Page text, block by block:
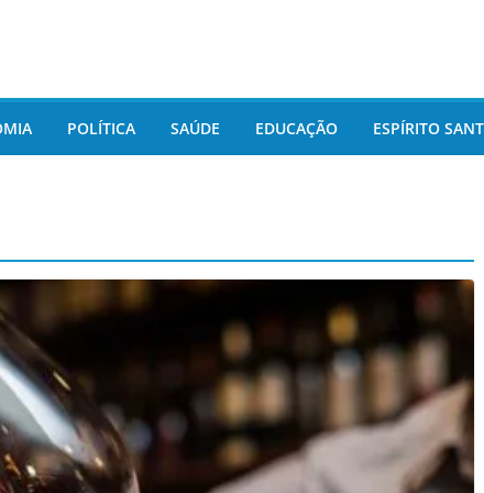
POLÍTICA SAÚDE EDUCAÇÃO ESPÍRITO